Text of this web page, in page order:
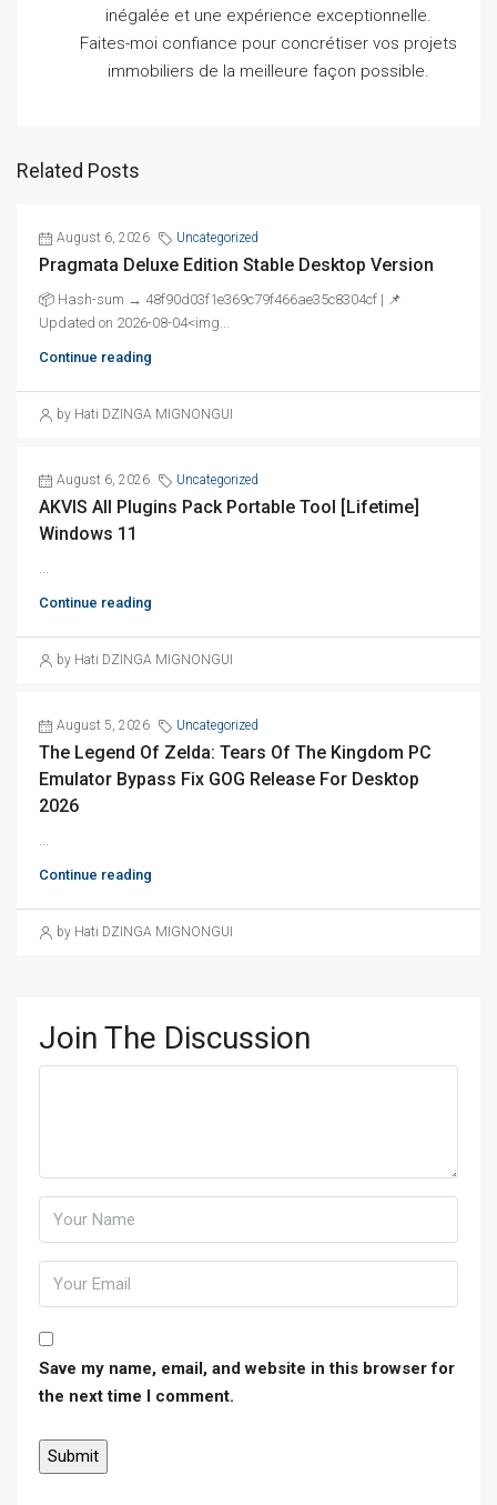
inégalée et une expérience exceptionnelle.
Faites-moi confiance pour concrétiser vos projets
immobiliers de la meilleure façon possible.
Related Posts
August 6, 2026 Uncategorized
Pragmata Deluxe Edition Stable Desktop Version
📦 Hash-sum → 48f90d03f1e369c79f466ae35c8304cf | 📌
Updated on 2026-08-04<img...
Continue reading
by Hati DZINGA MIGNONGUI
August 6, 2026 Uncategorized
AKVIS All Plugins Pack Portable Tool [Lifetime]
Windows 11
...
Continue reading
by Hati DZINGA MIGNONGUI
August 5, 2026 Uncategorized
The Legend Of Zelda: Tears Of The Kingdom PC
Emulator Bypass Fix GOG Release For Desktop
2026
...
Continue reading
by Hati DZINGA MIGNONGUI
Join The Discussion
Save my name, email, and website in this browser for
the next time I comment.